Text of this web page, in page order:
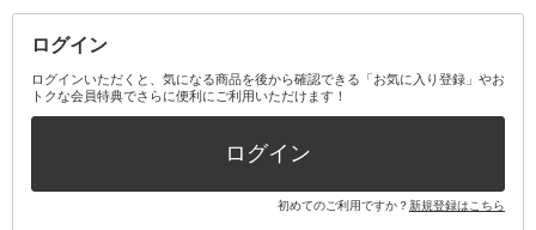
その他オーラルケア
ボディケアキット
その他キット・セット
ログイン
ログインいただくと、気になる商品を後から確認できる「お気に入り登録」やお
トクな会員特典でさらに便利にご利用いただけます！
ログイン
初めてのご利用ですか？新規登録はこちら